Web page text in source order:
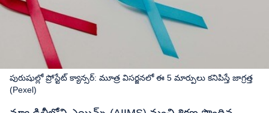
పురుషుల్లో ప్రోస్టేట్ క్యాన్సర్: మూత్ర విసర్జనలో ఈ 5 మార్పులు కనిపిస్తే జాగ్రత్త
(Pexel)